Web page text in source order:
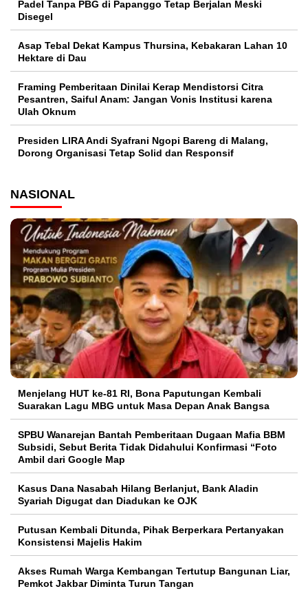
Padel Tanpa PBG di Papanggo Tetap Berjalan Meski
Disegel
Asap Tebal Dekat Kampus Thursina, Kebakaran Lahan 10
Hektare di Dau
Framing Pemberitaan Dinilai Kerap Mendistorsi Citra
Pesantren, Saiful Anam: Jangan Vonis Institusi karena
Ulah Oknum
Presiden LIRA Andi Syafrani Ngopi Bareng di Malang,
Dorong Organisasi Tetap Solid dan Responsif
NASIONAL
Menjelang HUT ke-81 RI, Bona Paputungan Kembali
Suarakan Lagu MBG untuk Masa Depan Anak Bangsa
SPBU Wanarejan Bantah Pemberitaan Dugaan Mafia BBM
Subsidi, Sebut Berita Tidak Didahului Konfirmasi “Foto
Ambil dari Google Map
Kasus Dana Nasabah Hilang Berlanjut, Bank Aladin
Syariah Digugat dan Diadukan ke OJK
Putusan Kembali Ditunda, Pihak Berperkara Pertanyakan
Konsistensi Majelis Hakim
Akses Rumah Warga Kembangan Tertutup Bangunan Liar,
Pemkot Jakbar Diminta Turun Tangan